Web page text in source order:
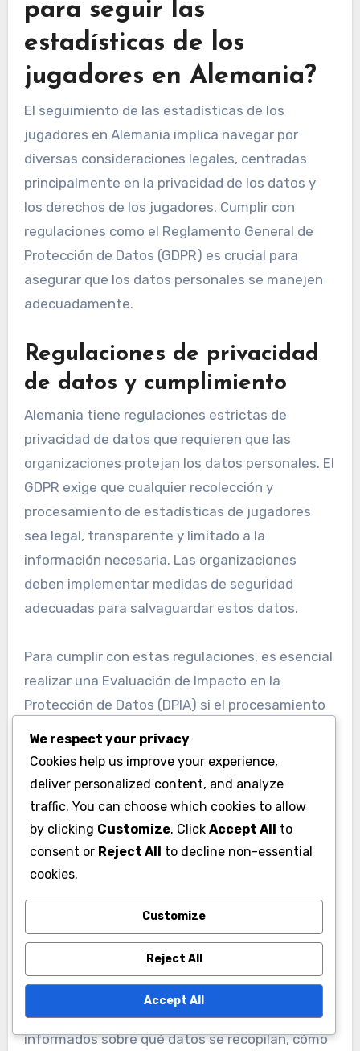
para seguir las
estadísticas de los
jugadores en Alemania?
El seguimiento de las estadísticas de los
jugadores en Alemania implica navegar por
diversas consideraciones legales, centradas
principalmente en la privacidad de los datos y
los derechos de los jugadores. Cumplir con
regulaciones como el Reglamento General de
Protección de Datos (GDPR) es crucial para
asegurar que los datos personales se manejen
adecuadamente.
Regulaciones de privacidad
de datos y cumplimiento
Alemania tiene regulaciones estrictas de
privacidad de datos que requieren que las
organizaciones protejan los datos personales. El
GDPR exige que cualquier recolección y
procesamiento de estadísticas de jugadores
sea legal, transparente y limitado a la
información necesaria. Las organizaciones
deben implementar medidas de seguridad
adecuadas para salvaguardar estos datos.
Para cumplir con estas regulaciones, es esencial
realizar una Evaluación de Impacto en la
Protección de Datos (DPIA) si el procesamiento
derechos de los individuos. Auditorías regulares
y capacitación del personal sobre prácticas de
manejo de datos pueden mejorar aún más el
cumplimiento.
Consentimiento de los
jugadores y gestión de
derechos
Obtener el consentimiento explícito de los
jugadores es un requisito fundamental para
seguir sus estadísticas. Los jugadores deben ser
informados sobre qué datos se recopilan, cómo
We respect your privacy
Cookies help us improve your experience,
deliver personalized content, and analyze
traffic. You can choose which cookies to allow
by clicking Customize. Click Accept All to
consent or Reject All to decline non-essential
cookies.
Customize
Reject All
Accept All